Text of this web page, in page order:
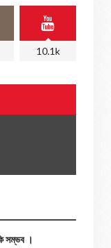
10.1k
সম্ভব ।